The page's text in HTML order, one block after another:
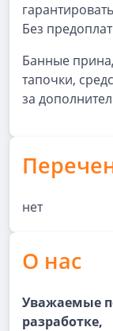
Без
Банные
тапочки,
за
нет
О нас
Уважаемые
разработке,